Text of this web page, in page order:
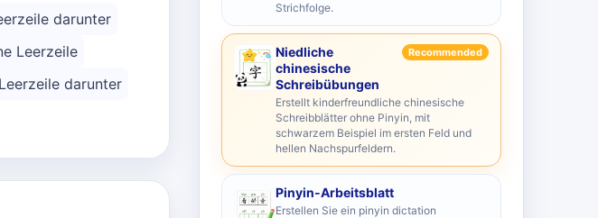
darunter
Leerzeile
darunter
Strichfolge.
Niedliche
chinesische
Schreibübungen
Recommended
Erstellt kinderfreundliche chinesische
Schreibblätter ohne Pinyin, mit
schwarzem Beispiel im ersten Feld und
hellen Nachspurfeldern.
Pinyin-Arbeitsblatt
Erstellen Sie ein pinyin dictation